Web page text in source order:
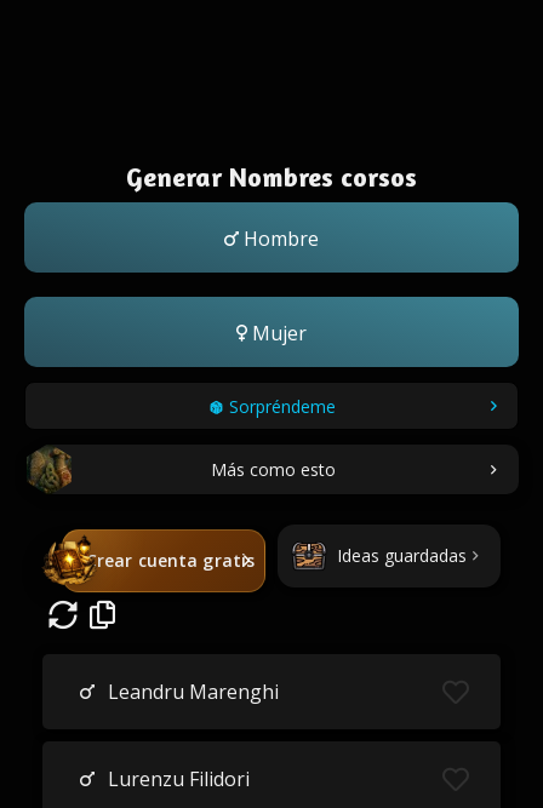
Generar Nombres corsos
Hombre
Mujer
Sorpréndeme
Más como esto
Crear cuenta gratis Ideas guardadas
Leandru Marenghi
Lurenzu Filidori